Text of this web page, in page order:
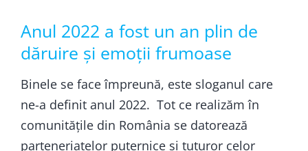
Anul 2022 a fost un an plin de
dăruire și emoții frumoase
Binele se face împreună, este sloganul care
ne-a definit anul 2022. Tot ce realizăm în
comunitățile din România se datorează
parteneriatelor puternice și tuturor celor